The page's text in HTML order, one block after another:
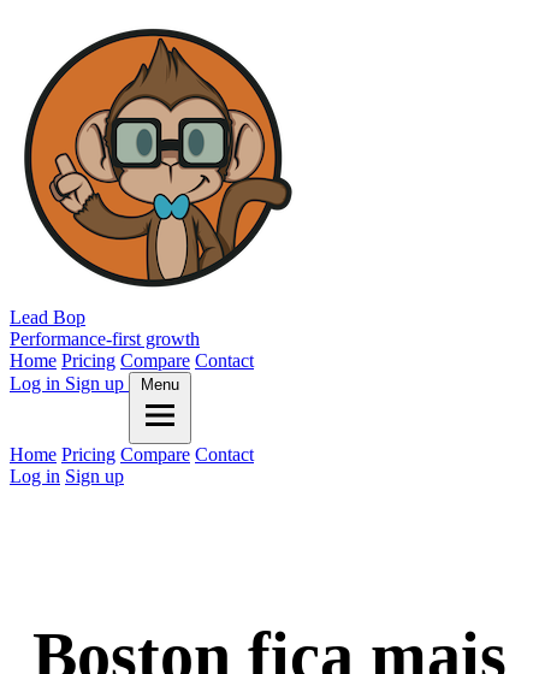
Lead Bop
Performance-first growth
Home Pricing Compare Contact
Log in Sign up Menu
Home Pricing Compare Contact
Log in Sign up
Boston fica mais